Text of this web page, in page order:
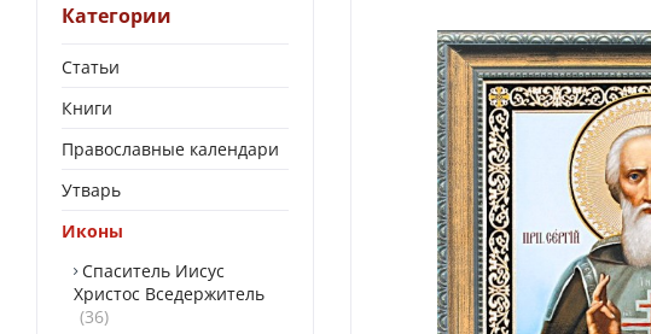
Категории
Статьи
Книги
Православные календари
Утварь
Иконы
Спаситель Иисус
Христос Вседержитель
36